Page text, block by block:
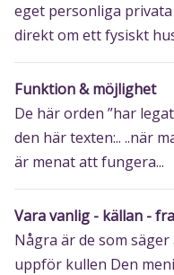
eget personliga
direkt om ett fysiskt
Funktion & möjlighet
De här orden ”har
den här texten:.. ..när
är menat att fungera...
Vara vanlig - källan -
Några är de som
uppför kullen Den